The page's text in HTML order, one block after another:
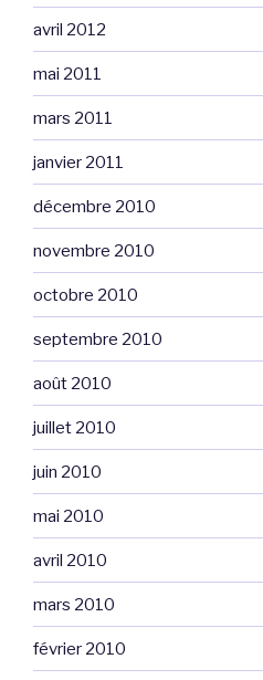
avril 2012
mai 2011
mars 2011
janvier 2011
décembre 2010
novembre 2010
octobre 2010
septembre 2010
août 2010
juillet 2010
juin 2010
mai 2010
avril 2010
mars 2010
février 2010